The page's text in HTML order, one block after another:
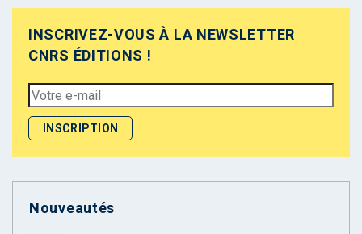
INSCRIVEZ-VOUS À LA NEWSLETTER
CNRS ÉDITIONS !
Nouveautés